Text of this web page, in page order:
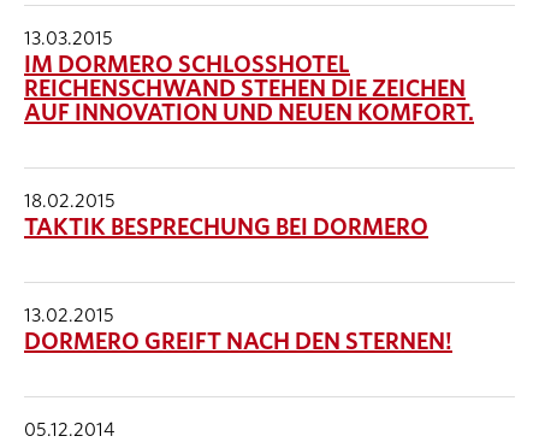
13.03.2015
IM DORMERO SCHLOSSHOTEL
REICHENSCHWAND STEHEN DIE ZEICHEN
AUF INNOVATION UND NEUEN KOMFORT.
18.02.2015
TAKTIK BESPRECHUNG BEI DORMERO
13.02.2015
DORMERO GREIFT NACH DEN STERNEN!
05.12.2014